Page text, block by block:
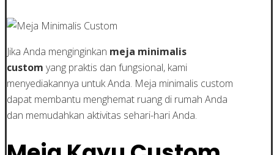
Jika Anda menginginkan meja minimalis
custom yang praktis dan fungsional, kami
menyediakannya untuk Anda. Meja minimalis custom
dapat membantu menghemat ruang di rumah Anda
dan memudahkan aktivitas sehari-hari Anda.